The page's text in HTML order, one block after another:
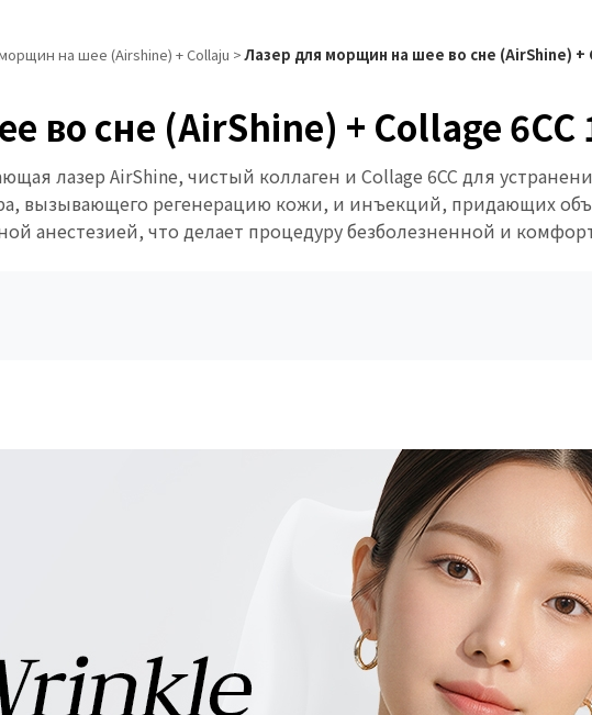
на шее (Airshine) + Collaju >Лазер для морщин на шее во сне (AirShine) +
сне (AirShine) + Collage 6CC
лазер AirShine, чистый коллаген и Collage 6CC для
вызывающего регенерацию кожи, и инъекций, придающих
анестезией, что делает процедуру безболезненной и